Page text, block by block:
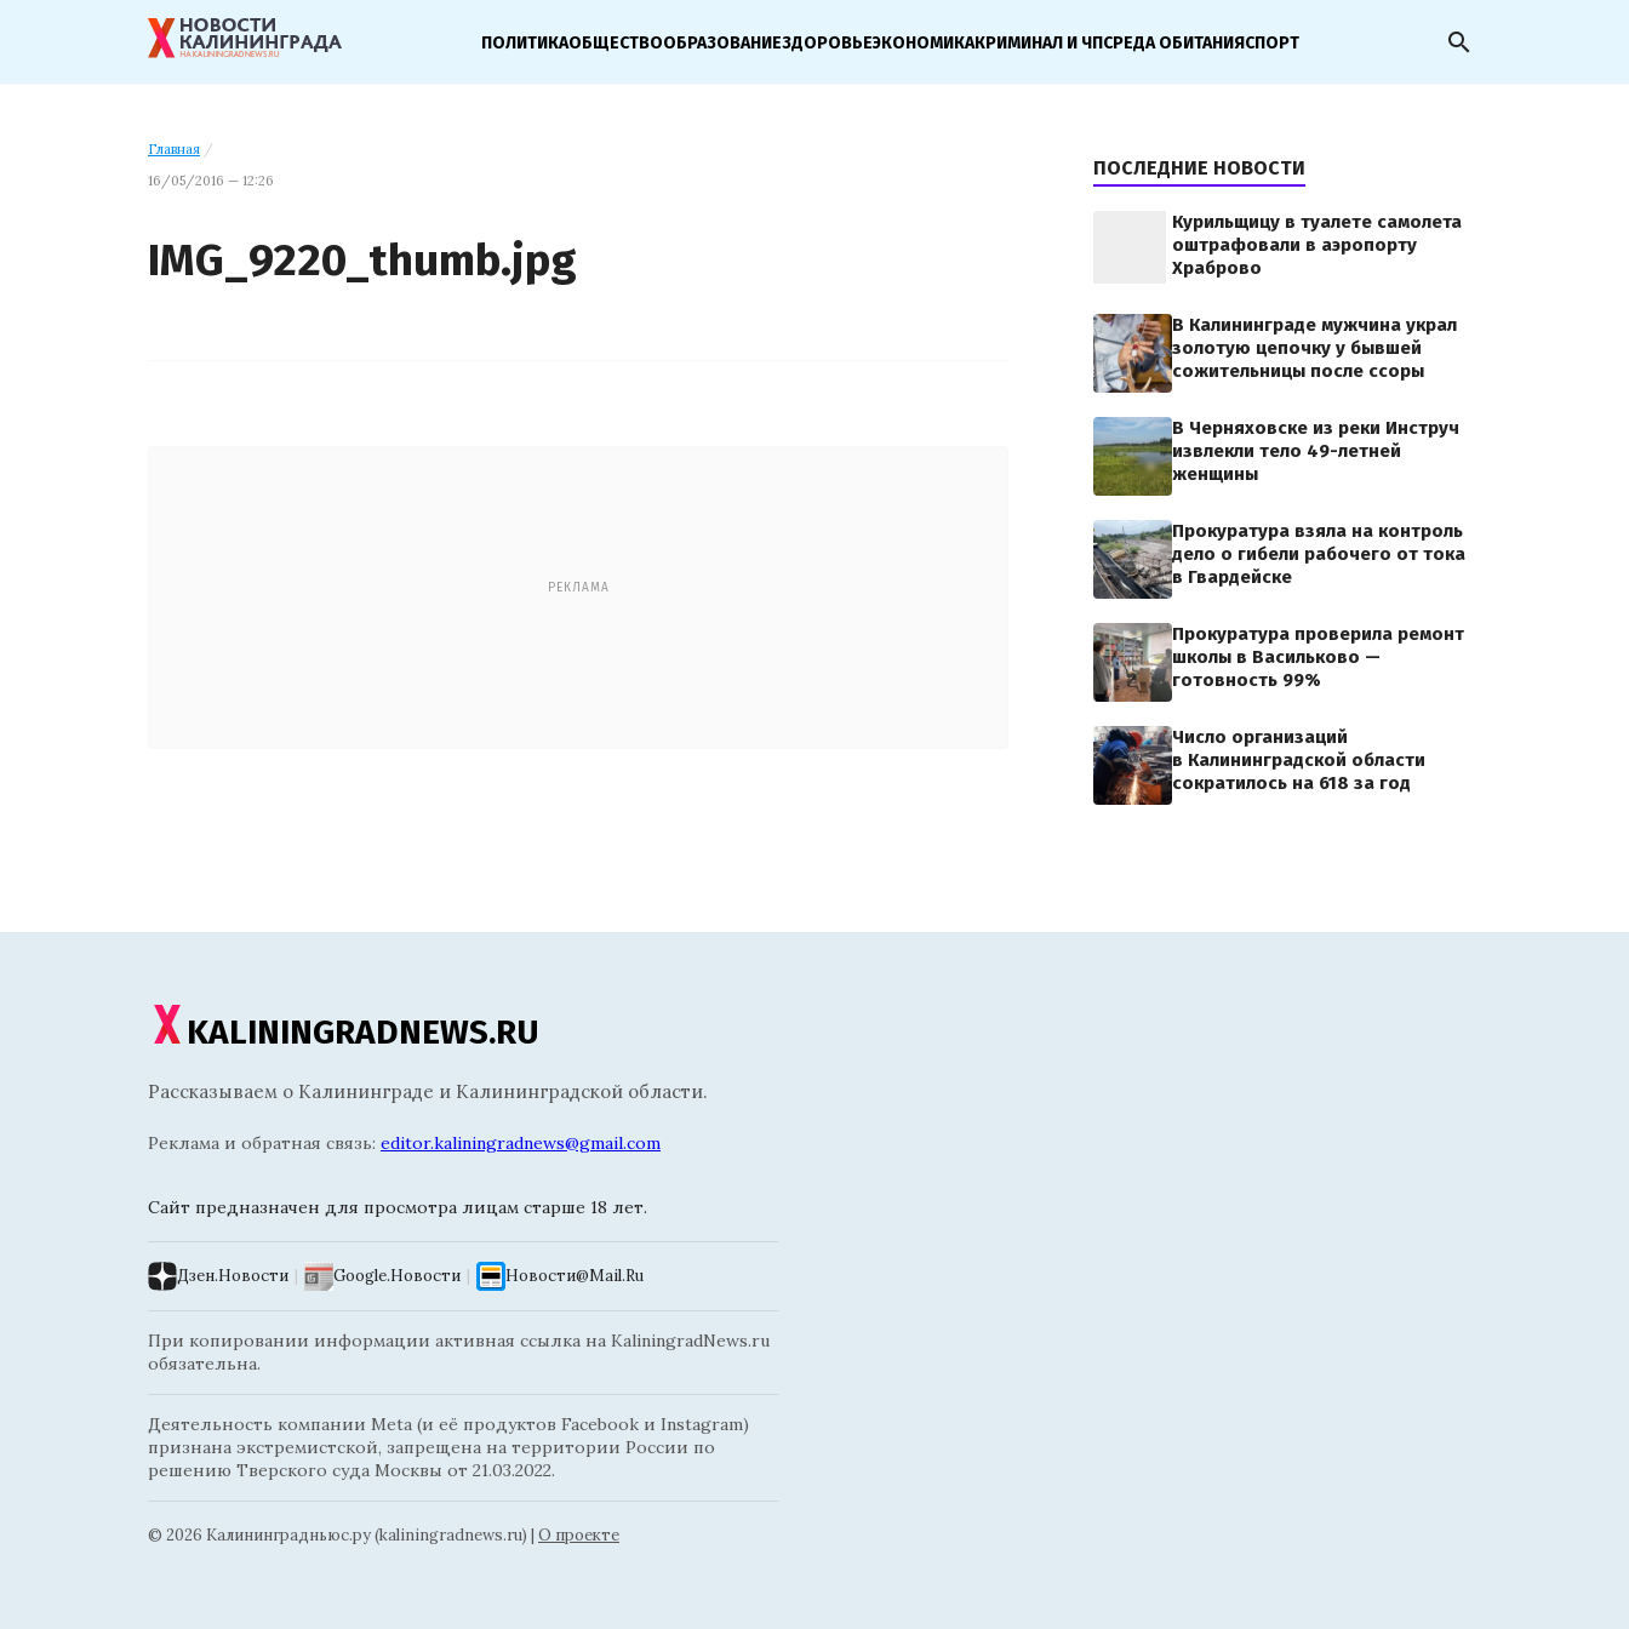
ПОЛИТИКАОБЩЕСТВООБРАЗОВАНИЕЗДОРОВЬЕЭКОНОМИКАКРИМИНАЛ И ЧПСРЕДА ОБИТАНИЯСПОРТ search
Главная /
16/05/2016 — 12:26
IMG_9220_thumb.jpg
РЕКЛАМА
ПОСЛЕДНИЕ НОВОСТИ
Курильщицу в туалете самолета
оштрафовали в аэропорту
Храброво
В Калининграде мужчина украл
золотую цепочку у бывшей
сожительницы после ссоры
В Черняховске из реки Инструч
извлекли тело 49-летней
женщины
Прокуратура взяла на контроль
дело о гибели рабочего от тока
в Гвардейске
Прокуратура проверила ремонт
школы в Васильково —
готовность 99%
Число организаций
в Калининградской области
сократилось на 618 за год
KALININGRADNEWS.RU
Рассказываем о Калининграде и Калининградской области.
Реклама и обратная связь: editor.kaliningradnews@gmail.com
Сайт предназначен для просмотра лицам старше 18 лет.
Дзен.Новости | Google.Новости | Новости@Mail.Ru
При копировании информации активная ссылка на KaliningradNews.ru
обязательна.
Деятельность компании Meta (и её продуктов Facebook и Instagram)
признана экстремистской, запрещена на территории России по
решению Тверского суда Москвы от 21.03.2022.
© 2026 Калининградньюc.ру (kaliningradnews.ru) | О проекте